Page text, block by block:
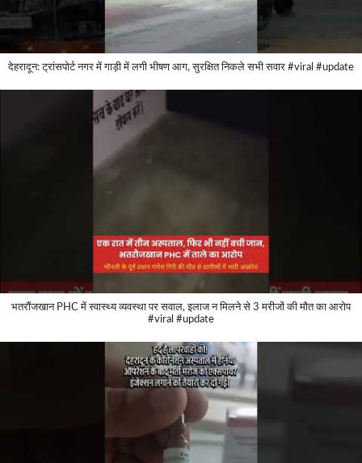
देहरादून: ट्रांसपोर्ट नगर में गाड़ी में लगी भीषण आग, सुरक्षित निकले सभी सवार #viral #update
भतरौंजखान PHC में स्वास्थ्य व्यवस्था पर सवाल, इलाज न मिलने से 3 मरीजों की मौत का आरोप
#viral #update